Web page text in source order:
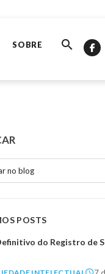
SOBRE
no blog
POSTS
do Registro de